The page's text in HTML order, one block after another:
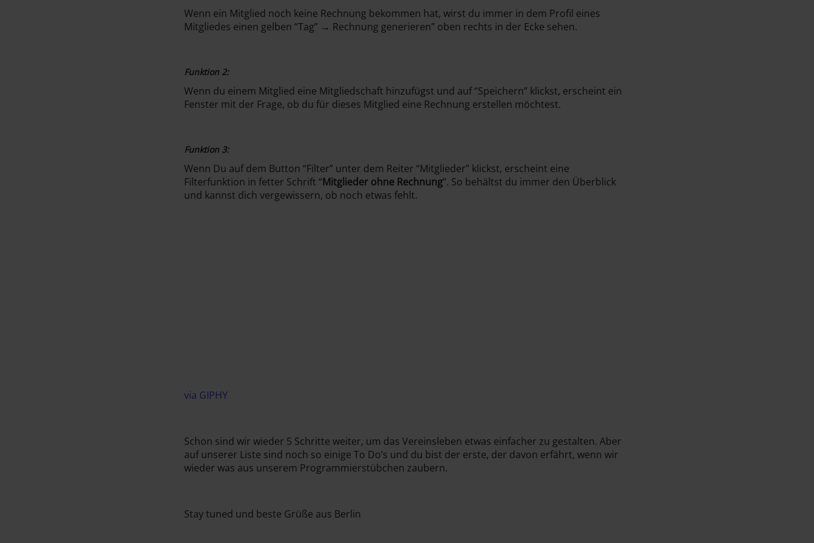
Wenn ein Mitglied noch keine Rechnung bekommen hat, wirst du immer in dem Profil eines
Mitgliedes einen gelben “Tag” → Rechnung generieren” oben rechts in der Ecke sehen.
Funktion 2:
Wenn du einem Mitglied eine Mitgliedschaft hinzufügst und auf “Speichern” klickst, erscheint ein
Fenster mit der Frage, ob du für dieses Mitglied eine Rechnung erstellen möchtest.
Funktion 3:
Wenn Du auf dem Button “Filter” unter dem Reiter “Mitglieder” klickst, erscheint eine
Filterfunktion in fetter Schrift “Mitglieder ohne Rechnung”. So behältst du immer den Überblick
und kannst dich vergewissern, ob noch etwas fehlt.
via GIPHY
Schon sind wir wieder 5 Schritte weiter, um das Vereinsleben etwas einfacher zu gestalten. Aber
auf unserer Liste sind noch so einige To Do’s und du bist der erste, der davon erfährt, wenn wir
wieder was aus unserem Programmierstübchen zaubern.
Stay tuned und beste Grüße aus Berlin